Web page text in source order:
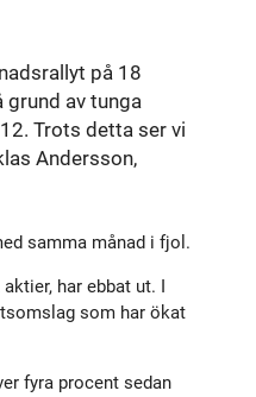
på 18
grund av tunga
Trots detta ser vi
Andersson,
samma månad i fjol.
har ebbat ut. I
som har ökat
fyra procent sedan